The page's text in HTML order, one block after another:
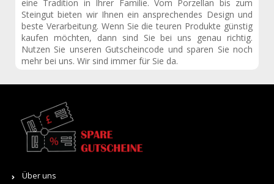
eine Tradition in Ihrer Familie. Vom Porzellan bis zum
Steingut bieten wir Ihnen ein ansprechendes Design und
beste Verarbeitung. Wenn Sie die teuren Produkte günstig
kaufen möchten, dann sind Sie bei uns genau richtig.
Nutzen Sie unseren Gutscheincode und sparen Sie noch
mehr bei uns. Wir sind immer für Sie da.
Über uns